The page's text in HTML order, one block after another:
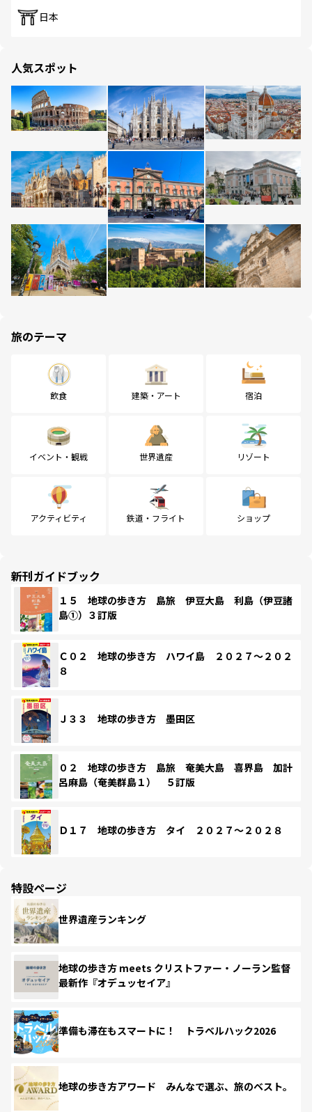
日本
人気スポット
旅のテーマ
飲食 建築・アート 宿泊
イベント・観戦 世界遺産 リゾート
アクティビティ 鉄道・フライト ショップ
新刊ガイドブック
１５ 地球の歩き方 島旅 伊豆大島 利島（伊豆諸
島①）３訂版
Ｃ０２ 地球の歩き方 ハワイ島 ２０２７～２０２
８
Ｊ３３ 地球の歩き方 墨田区
０２ 地球の歩き方 島旅 奄美大島 喜界島 加計
呂麻島（奄美群島１） ５訂版
Ｄ１７ 地球の歩き方 タイ ２０２７～２０２８
特設ページ
世界遺産ランキング
地球の歩き方 meets クリストファー・ノーラン監督
最新作『オデュッセイア』
準備も滞在もスマートに！ トラベルハック2026
地球の歩き方アワード みんなで選ぶ、旅のベスト。